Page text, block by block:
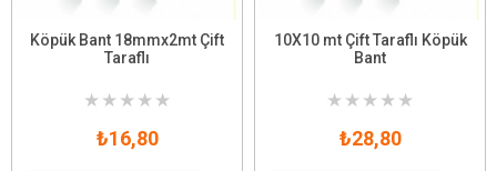
Köpük Bant 18mmx2mt Çift
Taraflı
★ ★ ★ ★ ★
₺16,80
10X10 mt Çift Taraflı Köpük
Bant
★ ★ ★ ★ ★
₺28,80